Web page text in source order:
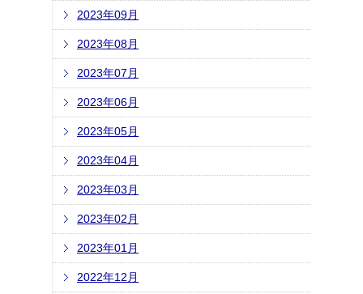
2023年09月
2023年08月
2023年07月
2023年06月
2023年05月
2023年04月
2023年03月
2023年02月
2023年01月
2022年12月